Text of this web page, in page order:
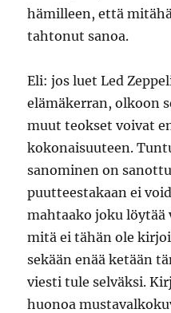
hämilleen, että
tahtonut sanoa.
Eli: jos luet Led
elämäkerran, olkoon
muut teokset voivat
kokonaisuuteen.
sanominen on
puutteestakaan ei
mahtaako joku löytää
mitä ei tähän ole
sekään enää ketään
viesti tule selväksi.
huonoa